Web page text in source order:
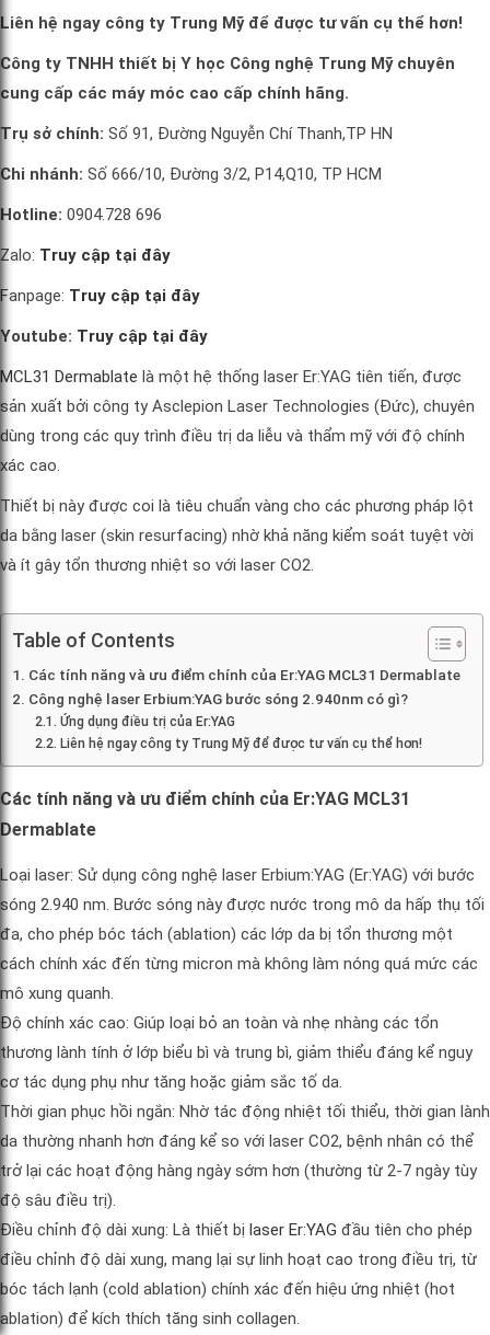
Liên hệ ngay công ty Trung Mỹ để được tư vấn cụ thể hơn!
Công ty TNHH thiết bị Y học Công nghệ Trung Mỹ chuyên
cung cấp các máy móc cao cấp chính hãng.
Trụ sở chính: Số 91, Đường Nguyễn Chí Thanh,TP HN
Chi nhánh: Số 666/10, Đường 3/2, P14,Q10, TP HCM
Hotline: 0904.728 696
Zalo: Truy cập tại đây
Fanpage: Truy cập tại đây
Youtube: Truy cập tại đây
MCL31 Dermablate là một hệ thống laser Er:YAG tiên tiến, được
sản xuất bởi công ty Asclepion Laser Technologies (Đức), chuyên
dùng trong các quy trình điều trị da liễu và thẩm mỹ với độ chính
xác cao.
Thiết bị này được coi là tiêu chuẩn vàng cho các phương pháp lột
da bằng laser (skin resurfacing) nhờ khả năng kiểm soát tuyệt vời
và ít gây tổn thương nhiệt so với laser CO2.
Table of Contents
Các tính năng và ưu điểm chính của Er:YAG MCL31 Dermablate
Công nghệ laser Erbium:YAG bước sóng 2.940nm có gì?
Ứng dụng điều trị của Er:YAG
Liên hệ ngay công ty Trung Mỹ để được tư vấn cụ thể hơn!
Các tính năng và ưu điểm chính của Er:YAG MCL31
Dermablate
Loại laser: Sử dụng công nghệ laser Erbium:YAG (Er:YAG) với bước
sóng 2.940 nm. Bước sóng này được nước trong mô da hấp thụ tối
đa, cho phép bóc tách (ablation) các lớp da bị tổn thương một
cách chính xác đến từng micron mà không làm nóng quá mức các
mô xung quanh.
Độ chính xác cao: Giúp loại bỏ an toàn và nhẹ nhàng các tổn
thương lành tính ở lớp biểu bì và trung bì, giảm thiểu đáng kể nguy
cơ tác dụng phụ như tăng hoặc giảm sắc tố da.
Thời gian phục hồi ngắn: Nhờ tác động nhiệt tối thiểu, thời gian lành
da thường nhanh hơn đáng kể so với laser CO2, bệnh nhân có thể
trở lại các hoạt động hàng ngày sớm hơn (thường từ 2-7 ngày tùy
độ sâu điều trị).
Điều chỉnh độ dài xung: Là thiết bị laser Er:YAG đầu tiên cho phép
điều chỉnh độ dài xung, mang lại sự linh hoạt cao trong điều trị, từ
bóc tách lạnh (cold ablation) chính xác đến hiệu ứng nhiệt (hot
ablation) để kích thích tăng sinh collagen.